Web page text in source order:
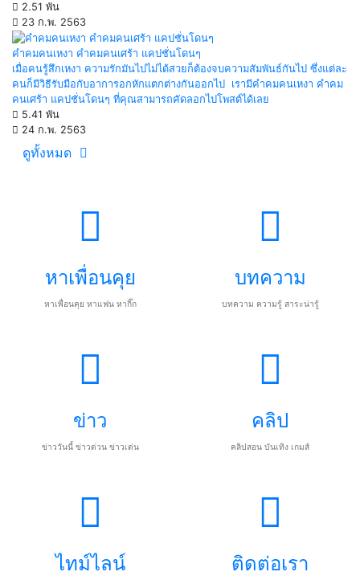
2.51 พัน
23 ก.พ. 2563
คำคมคนเหงา คำคมคนเศร้า แคปชั่นโดนๆ
เมื่อคนรู้สึกเหงา ความรักมันไปไม่ได้สวยก็ต้องจบความสัมพันธ์กันไป ซึ่งแต่ละ
คนก็มีวิธีรับมือกับอาการอกหักแตกต่างกันออกไป เรามีคำคมคนเหงา คำคม
คนเศร้า แคปชั่นโดนๆ ที่คุณสามารถคัดลอกไปโพสต์ได้เลย
5.41 พัน
24 ก.พ. 2563
ดูทั้งหมด
หาเพื่อนคุย
หาเพื่อนคุย หาแฟน หากิ๊ก
บทความ
บทความ ความรู้ สาระน่ารู้
ข่าว
ข่าววันนี้ ข่าวด่วน ข่าวเด่น
คลิป
คลิปสอน บันเทิง เกมส์
ไทม์ไลน์ ติดต่อเรา